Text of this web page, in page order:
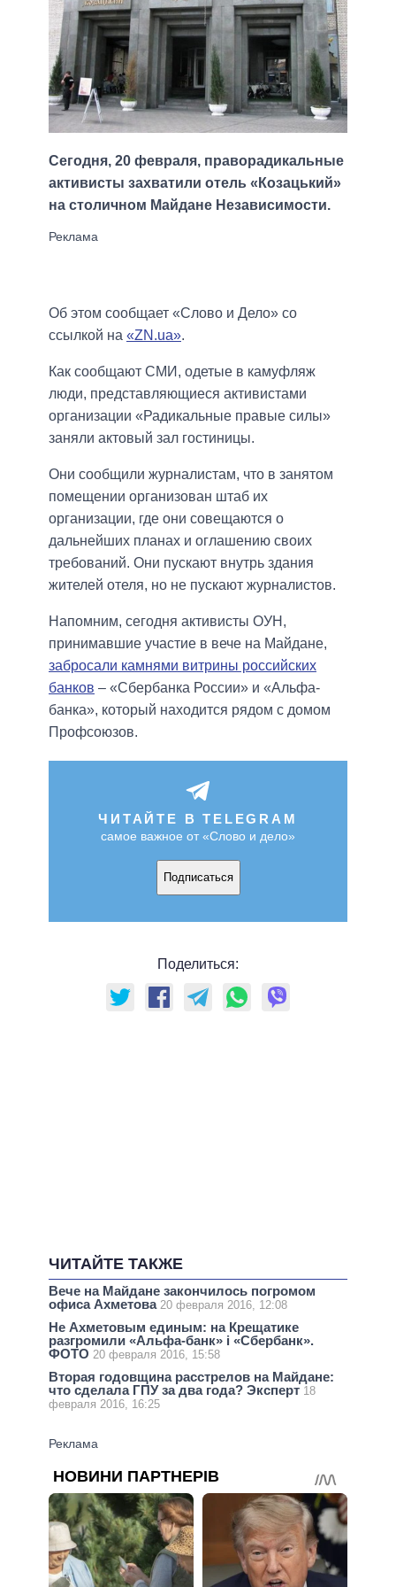
Сегодня, 20 февраля, праворадикальные
активисты захватили отель «Козацький»
на столичном Майдане Независимости.
Об этом сообщает «Слово и Дело» со
ссылкой на «ZN.ua».
Как сообщают СМИ, одетые в камуфляж
люди, представляющиеся активистами
организации «Радикальные правые силы»
заняли актовый зал гостиницы.
Они сообщили журналистам, что в занятом
помещении организован штаб их
организации, где они совещаются о
дальнейших планах и оглашению своих
требований. Они пускают внутрь здания
жителей отеля, но не пускают журналистов.
Напомним, сегодня активисты ОУН,
принимавшие участие в вече на Майдане,
забросали камнями витрины российских
банков – «Сбербанка России» и «Альфа-
банка», который находится рядом с домом
Профсоюзов.
ЧИТАЙТЕ В TELEGRAM
самое важное от «Слово и дело»
Подписаться
Поделиться:
ЧИТАЙТЕ ТАКЖЕ
Вече на Майдане закончилось погромом
офиса Ахметова 20 февраля 2016, 12:08
Не Ахметовым единым: на Крещатике
разгромили «Альфа-банк» і «Сбербанк».
ФОТО 20 февраля 2016, 15:58
Вторая годовщина расстрелов на Майдане:
что сделала ГПУ за два года? Эксперт 18
февраля 2016, 16:25